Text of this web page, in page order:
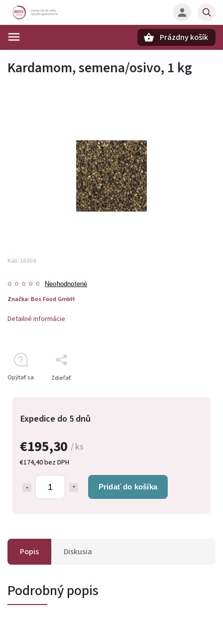
Prázdny košík
Kardamom, semena/osivo, 1 kg
Kód: 18004
Neohodnotené
Značka: Bos Food GmbH
€195,30 / ks
€174,40 bez DPH
Pridať do košíka
Expedice do 5 dnů
Detailné informácie
Opýtať sa Zdieľať
Popis Diskusia
Podrobný popis